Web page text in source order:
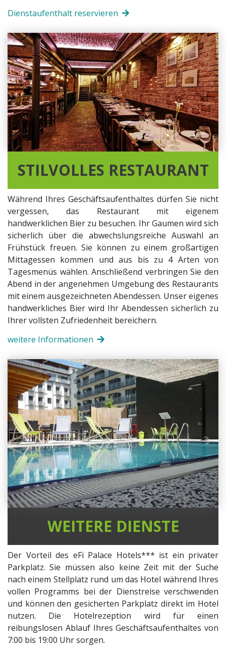
Dienstaufenthalt reservieren
STILVOLLES RESTAURANT
Während Ihres Geschäftsaufenthaltes dürfen Sie nicht
vergessen, das Restaurant mit eigenem
handwerklichen Bier zu besuchen. Ihr Gaumen wird sich
sicherlich über die abwechslungsreiche Auswahl an
Frühstück freuen. Sie können zu einem großartigen
Mittagessen kommen und aus bis zu 4 Arten von
Tagesmenüs wählen. Anschließend verbringen Sie den
Abend in der angenehmen Umgebung des Restaurants
mit einem ausgezeichneten Abendessen. Unser eigenes
handwerkliches Bier wird Ihr Abendessen sicherlich zu
Ihrer vollsten Zufriedenheit bereichern.
weitere Informationen
WEITERE DIENSTE
Der Vorteil des eFi Palace Hotels*** ist ein privater
Parkplatz. Sie müssen also keine Zeit mit der Suche
nach einem Stellplatz rund um das Hotel während Ihres
vollen Programms bei der Dienstreise verschwenden
und können den gesicherten Parkplatz direkt im Hotel
nutzen. Die Hotelrezeption wird für einen
reibungslosen Ablauf Ihres Geschäftsaufenthaltes von
7:00 bis 19:00 Uhr sorgen.